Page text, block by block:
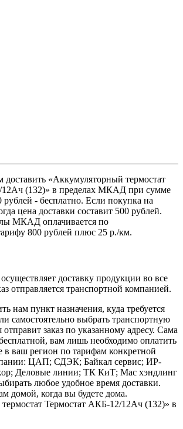
«Аккумуляторный термостат
12Ач (132)» в пределах МКАД при сумме
рублей - бесплатно. Если покупка на
цена доставки составит 500 рублей.
МКАД оплачивается по
800 рублей плюс 25 р./км.
доставку продукции во все
отправляется транспортной компанией.
нам пункт назначения, куда требуется
самостоятельно выбрать транспортную
заказ по указанному адресу. Сама
бесплатной, вам лишь необходимо оплатить
в ваш регион по тарифам конкретной
ЦАП; СДЭК; Байкал сервис; ИР-
Деловые линии; ТК КиТ; Мас хэндлинг
любое удобное время доставки.
домой, когда вы будете дома.
Термостат АКБ-12/12Ач (132)» в